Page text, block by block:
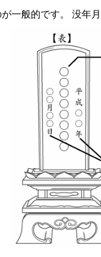
一般的です。 没年